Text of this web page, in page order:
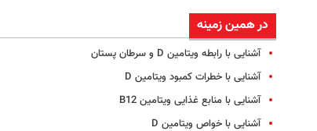
در همین زمینه
آشنایی با رابطه ویتامین D و سرطان پستان
آشنایی با خطرات کمبود ویتامین D
آشنایی با منابع غذایی ویتامین B12
آشنایی با خواص ویتامین D